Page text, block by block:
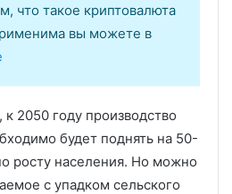
что такое криптовалюта
вы можете в
2050 году производство
будет поднять на 50-
росту населения. Но можно
с упадком сельского